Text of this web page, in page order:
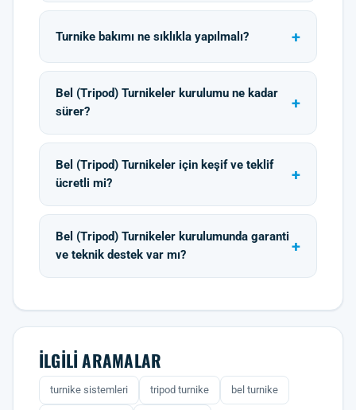
Turnike bakımı ne sıklıkla yapılmalı?
Bel (Tripod) Turnikeler kurulumu ne kadar
sürer?
Bel (Tripod) Turnikeler için keşif ve teklif
ücretli mi?
Bel (Tripod) Turnikeler kurulumunda garanti
ve teknik destek var mı?
İLGILI ARAMALAR
turnike sistemleri tripod turnike bel turnike